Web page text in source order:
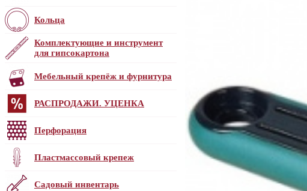
Кольца
Комплектующие и инструмент
для гипсокартона
Мебельный крепёж и фурнитура
РАСПРОДАЖИ. УЦЕНКА
Перфорация
Пластмассовый крепеж
Садовый инвентарь